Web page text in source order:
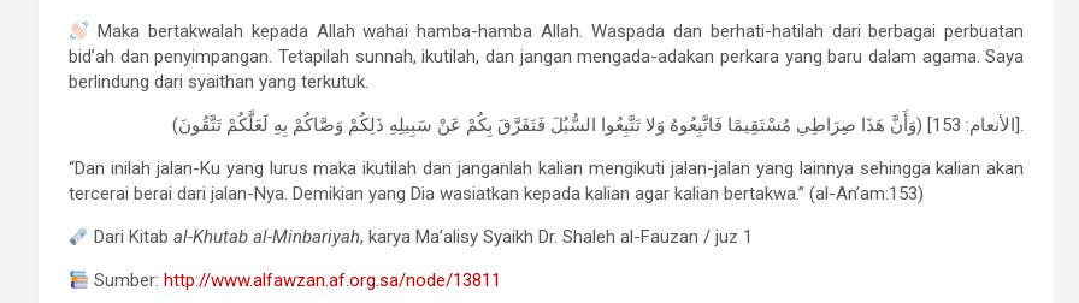
Maka bertakwalah kepada Allah wahai hamba-hamba Allah. Waspada dan berhati-hatilah dari berbagai perbuatan
bid’ah dan penyimpangan. Tetapilah sunnah, ikutilah, dan jangan mengada-adakan perkara yang baru dalam agama. Saya
berlindung dari syaithan yang terkutuk.
(وَأَنَّ هَذَا صِرَاطِي مُسْتَقِيمًا فَاتَّبِعُوهُ وَلا تَتَّبِعُوا السُّبُلَ فَتَفَرَّقَ بِكُمْ عَنْ سَبِيلِهِ ذَلِكُمْ وَصَّاكُمْ بِهِ لَعَلَّكُمْ تَتَّقُونَ) [الأنعام: 153].
“Dan inilah jalan-Ku yang lurus maka ikutilah dan janganlah kalian mengikuti jalan-jalan yang lainnya sehingga kalian akan
tercerai berai dari jalan-Nya. Demikian yang Dia wasiatkan kepada kalian agar kalian bertakwa.” (al-An’am:153)
Dari Kitabal-Khutab al-Minbariyah, karya Ma’alisy Syaikh Dr. Shaleh al-Fauzan / juz 1
Sumber:http://www.alfawzan.af.org.sa/node/13811